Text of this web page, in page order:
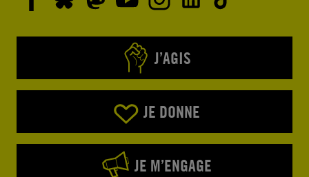
J’AGIS
JE DONNE
JE M’ENGAGE